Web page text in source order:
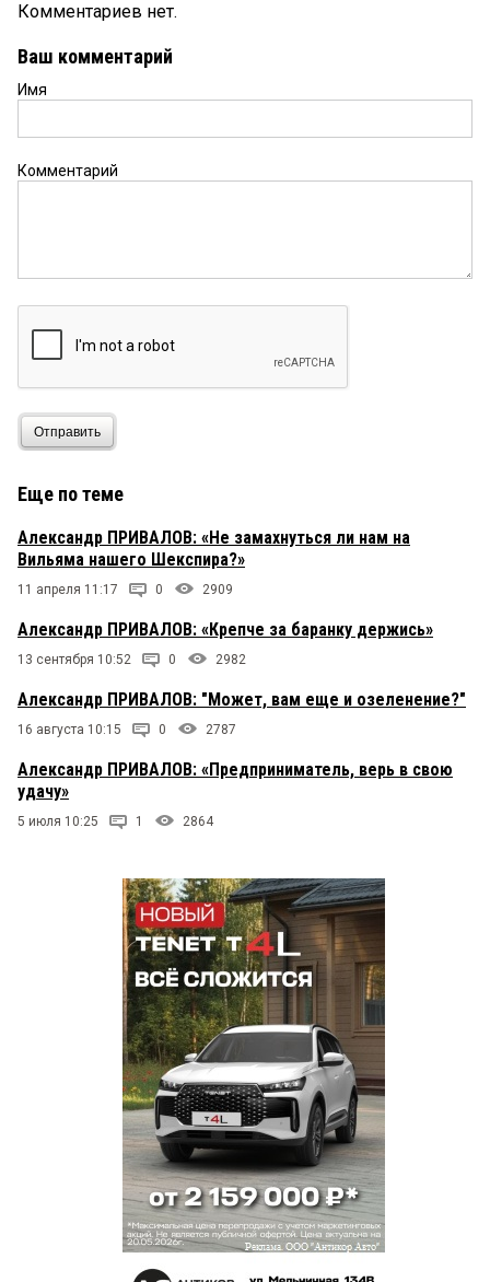
Комментариев нет.
Ваш комментарий
Имя
Комментарий
Отправить
Еще по теме
Александр ПРИВАЛОВ: «Не замахнуться ли нам на
Вильяма нашего Шекспира?»
11 апреля 11:17 0 2909
Александр ПРИВАЛОВ: «Крепче за баранку держись»
13 сентября 10:52 0 2982
Александр ПРИВАЛОВ: "Может, вам еще и озеленение?"
16 августа 10:15 0 2787
Александр ПРИВАЛОВ: «Предприниматель, верь в свою
удачу»
5 июля 10:25 1 2864